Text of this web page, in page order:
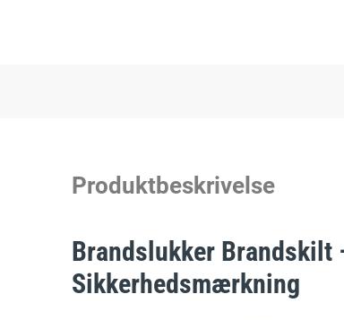
Produktbeskrivelse
Brandslukker Brandskilt
Sikkerhedsmærkning